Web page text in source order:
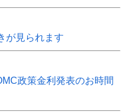
が見られます
政策金利発表のお時間